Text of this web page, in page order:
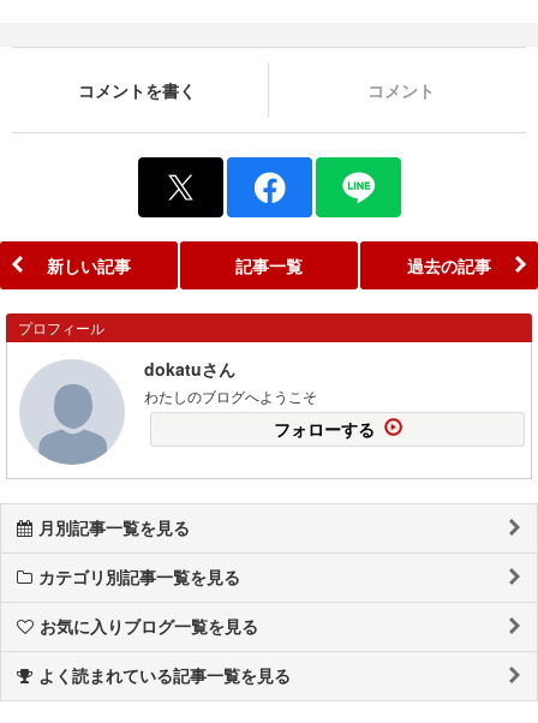
コメントを書く コメント
新しい記事 記事一覧 過去の記事
プロフィール
dokatuさん
わたしのブログへようこそ
フォローする
月別記事一覧を見る
カテゴリ別記事一覧を見る
お気に入りブログ一覧を見る
よく読まれている記事一覧を見る